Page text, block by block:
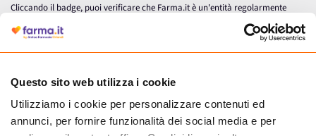
Questo sito web utilizza i cookie
Utilizziamo i cookie per personalizzare contenuti ed
annunci, per fornire funzionalità dei social media e per
Cliccando il badge, puoi verificare che Farma.it è un'entità regolarmente
autorizzata dal Ministero della Salute a effettuare la vendita online di
medicinali.